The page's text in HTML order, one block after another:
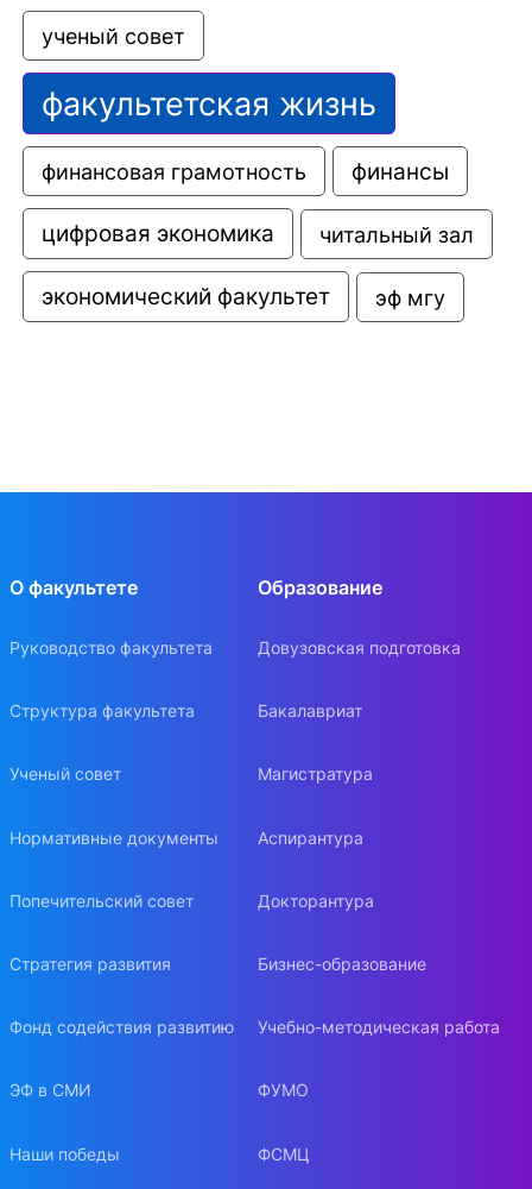
ученый совет
факультетская жизнь
финансовая грамотность финансы
цифровая экономика читальный зал
экономический факультет эф мгу
О факультете
Руководство факультета
Структура факультета
Ученый совет
Нормативные документы
Попечительский совет
Стратегия развития
Фонд содействия развитию
ЭФ в СМИ
Наши победы
Образование
Довузовская подготовка
Бакалавриат
Магистратура
Аспирантура
Докторантура
Бизнес-образование
Учебно-методическая работа
ФУМО
ФСМЦ